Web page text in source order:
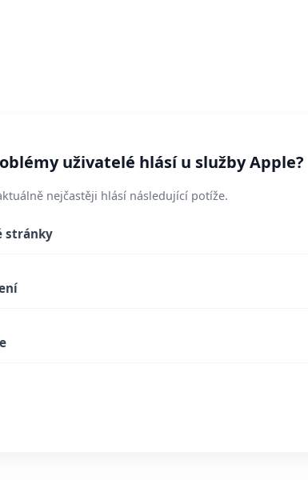
uživatelé hlásí u služby Apple?
nejčastěji hlásí následující potíže.
stránky